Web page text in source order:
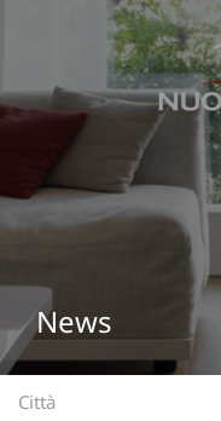
News
Città